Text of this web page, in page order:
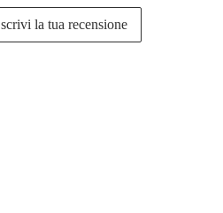
scrivi la tua recensione